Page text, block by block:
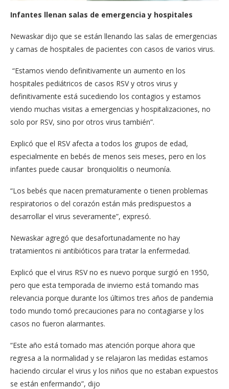
Infantes llenan salas de emergencia y hospitales
Newaskar dijo que se están llenando las salas de emergencias
y camas de hospitales de pacientes con casos de varios virus.
“Estamos viendo definitivamente un aumento en los
hospitales pediátricos de casos RSV y otros virus y
definitivamente está sucediendo los contagios y estamos
viendo muchas visitas a emergencias y hospitalizaciones, no
solo por RSV, sino por otros virus también”.
Explicó que el RSV afecta a todos los grupos de edad,
especialmente en bebés de menos seis meses, pero en los
infantes puede causar bronquiolitis o neumonía.
“Los bebés que nacen prematuramente o tienen problemas
respiratorios o del corazón están más predispuestos a
desarrollar el virus severamente”, expresó.
Newaskar agregó que desafortunadamente no hay
tratamientos ni antibióticos para tratar la enfermedad.
Explicó que el virus RSV no es nuevo porque surgió en 1950,
pero que esta temporada de invierno está tomando mas
relevancia porque durante los últimos tres años de pandemia
todo mundo tomó precauciones para no contagiarse y los
casos no fueron alarmantes.
“Este año está tomado mas atención porque ahora que
regresa a la normalidad y se relajaron las medidas estamos
haciendo circular el virus y los niños que no estaban expuestos
se están enfermando”, dijo